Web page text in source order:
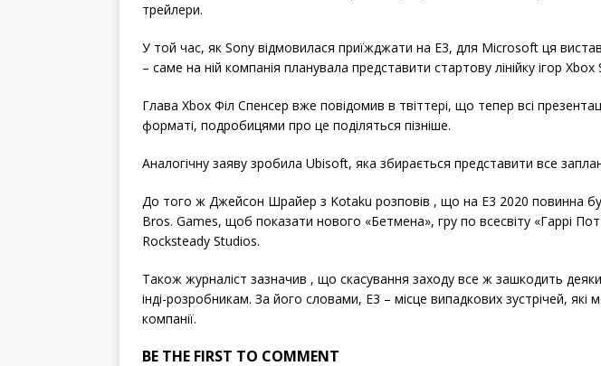
трейлери.
У той час, як Sony відмовилася приїжджати на E3, для Microsoft ця
– саме на ній компанія планувала представити стартову лінійку ігор Xbox
Глава Xbox Філ Спенсер вже повідомив в твіттері, що тепер всі
форматі, подробицями про це поділяться пізніше.
Аналогічну заяву зробила Ubisoft, яка збирається представити все
До того ж Джейсон Шрайер з Kotaku розповів , що на E3 2020 повинна
Bros. Games, щоб показати нового «Бетмена», гру по всесвіту «Гаррі
Rocksteady Studios.
Також журналіст зазначив , що скасування заходу все ж зашкодить
інді-розробникам. За його словами, E3 – місце випадкових зустрічей, які
компанії.
BE THE FIRST TO COMMENT